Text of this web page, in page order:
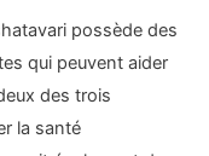
possède des
qui peuvent aider
des trois
la santé